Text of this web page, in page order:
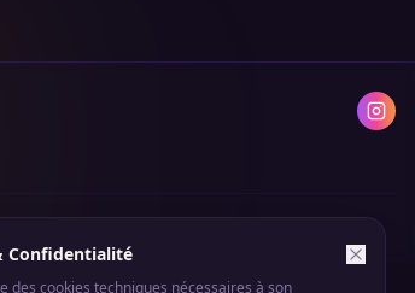
Confidentialité
des cookies techniques nécessaires à son